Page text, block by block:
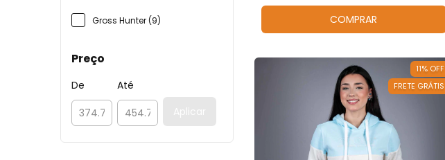
Gross Hunter (9)
Preço
De
Até
Aplicar
COMPRAR
11% OFF
FRETE GRÁTIS